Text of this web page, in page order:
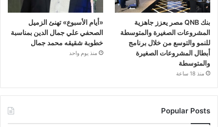
بنك QNB مصر يعزز جاهزية
المشروعات الصغيرة والمتوسطة
للنمو والتوسع من خلال برنامج
أبطال المشروعات الصغيرة
والمتوسطة
منذ 18 ساعة
«أيام الأسبوع» تهنئ الزميل
الصحفي علي جمال الدين بمناسبة
خطوبة شقيقه محمد جمال
منذ يوم واحد
Popular Posts